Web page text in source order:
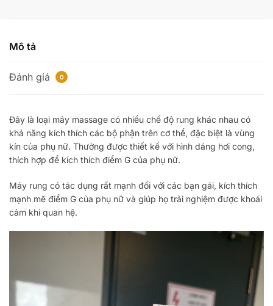
Mô tả
Đánh giá 0
Đây là loại máy massage có nhiều chế độ rung khác nhau có
khả năng kích thích các bộ phận trên cơ thể, đặc biệt là vùng
kín của phụ nữ. Thường được thiết kế với hình dáng hơi cong,
thích hợp để kích thích điểm G của phụ nữ.
Máy rung có tác dụng rất mạnh đối với các bạn gái, kích thích
mạnh mẽ điểm G của phụ nữ và giúp họ trải nghiệm được khoái
cảm khi quan hệ.